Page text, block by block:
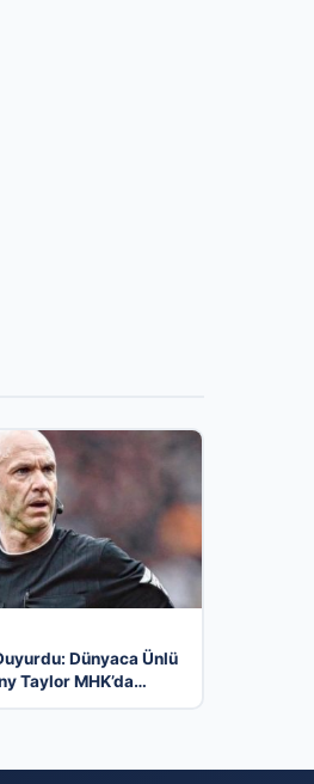
Dünyaca Ünlü
Taylor MHK’da